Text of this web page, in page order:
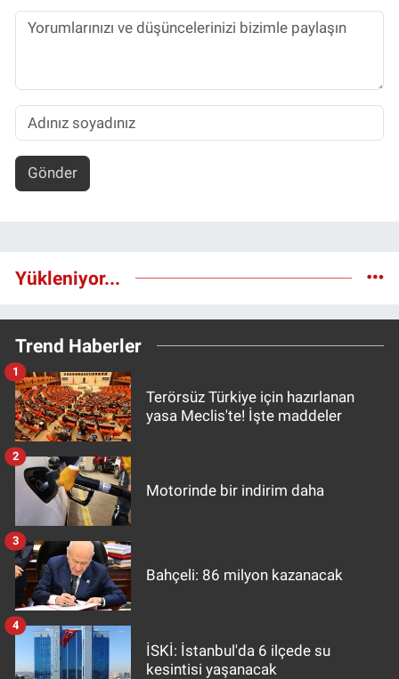
Gönder
Yükleniyor...
Trend Haberler
Terörsüz Türkiye için hazırlanan
yasa Meclis'te! İşte maddeler
1
Motorinde bir indirim daha
2
Bahçeli: 86 milyon kazanacak
3
İSKİ: İstanbul'da 6 ilçede su
kesintisi yaşanacak
4